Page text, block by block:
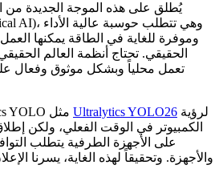
يُطلق على هذه الموجة الجديدة من
وموفرة للغاية في الطاقة يمكنها
الحقيقي. تحتاج أنظمة العالم
تعمل محلياً وبشكل موثوق وفعال
Ultralytics YOLO26
الكمبيوتر في الوقت الفعلي، ولكن إطلاق
على الأجهزة الطرفية يتطلب
والأجهزة. وتحقيقاً لهذه الغاية، يسرنا